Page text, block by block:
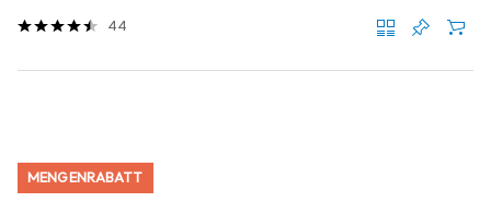
44
MENGENRABATT